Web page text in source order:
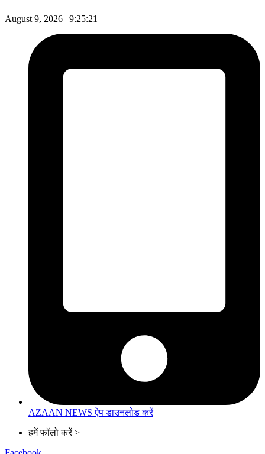
August 9, 2026 | 9:25:22
AZAAN NEWS ऐप डाउनलोड करें
हमें फॉलो करें >